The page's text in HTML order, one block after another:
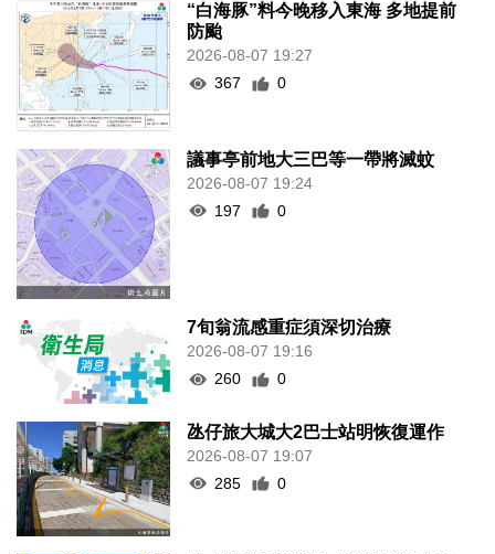
“白海豚”料今晚移入東海 多地提前
防颱
2026-08-07 19:27
367
0
議事亭前地大三巴等一帶將滅蚊
2026-08-07 19:24
197
0
7旬翁流感重症須深切治療
2026-08-07 19:16
260
0
氹仔旅大城大2巴士站明恢復運作
2026-08-07 19:07
285
0